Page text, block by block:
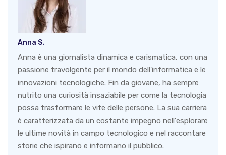
Anna S.
Anna è una giornalista dinamica e carismatica, con una
passione travolgente per il mondo dell'informatica e le
innovazioni tecnologiche. Fin da giovane, ha sempre
nutrito una curiosità insaziabile per come la tecnologia
possa trasformare le vite delle persone. La sua carriera
è caratterizzata da un costante impegno nell'esplorare
le ultime novità in campo tecnologico e nel raccontare
storie che ispirano e informano il pubblico.